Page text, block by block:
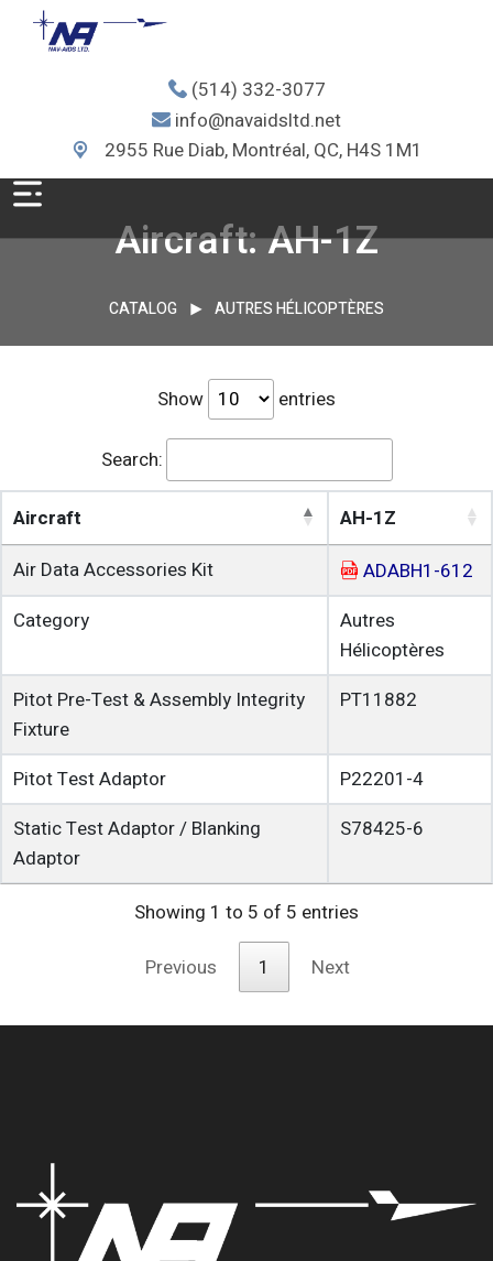
(514) 332-3077
info@navaidsltd.net
2955 Rue Diab, Montréal, QC, H4S 1M1
Aircraft: AH-1Z
CATALOG AUTRES HÉLICOPTÈRES
Show entries
Search:
Aircraft
AH-1Z
Air Data Accessories Kit
ADABH1-612
Category
Autres
Hélicoptères
Pitot Pre-Test & Assembly Integrity
Fixture
PT11882
Pitot Test Adaptor
P22201-4
Static Test Adaptor / Blanking
Adaptor
S78425-6
Showing 1 to 5 of 5 entries
Previous
1 Next